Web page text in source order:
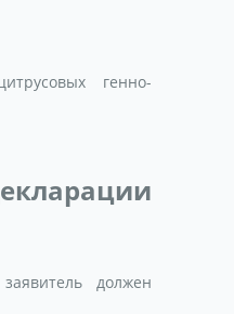
генно-
должен